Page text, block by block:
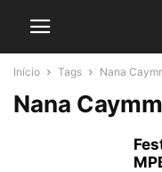
Início Tags Nana
Nana